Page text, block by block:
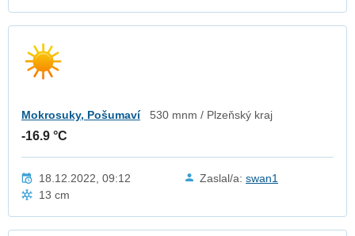
Mokrosuky, Pošumaví 530 mnm / Plzeňský kraj
-16.9 °C
18.12.2022, 09:12 Zaslal/a: swan1
13 cm